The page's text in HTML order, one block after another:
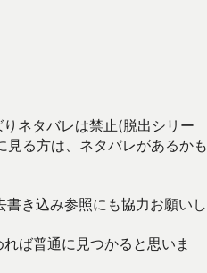
ネタバレは禁止(脱出シリー
る方は、ネタバレがあるかも
き込み参照にも協力お願いし
ば普通に見つかると思いま